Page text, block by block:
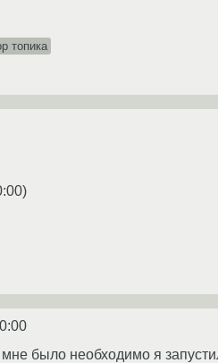
топика
)
было необходимо я